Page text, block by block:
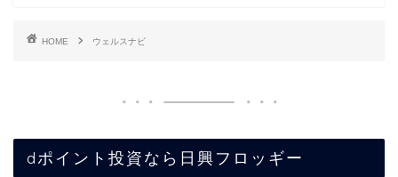
HOME ウェルスナビ
dポイント投資なら日興フロッギー